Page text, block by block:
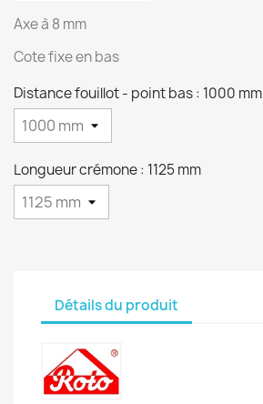
Axe à 8 mm
Cote fixe en bas
Distance fouillot - point bas : 1000 mm
Longueur crémone : 1125 mm
Détails du produit